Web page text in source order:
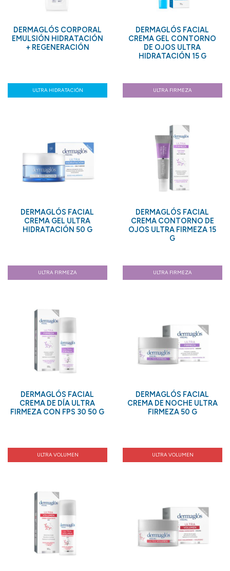
DERMAGLÓS CORPORAL
EMULSIÓN HIDRATACIÓN
+ REGENERACIÓN
DERMAGLÓS FACIAL
CREMA GEL CONTORNO
DE OJOS ULTRA
HIDRATACIÓN 15 G
ULTRA HIDRATACIÓN
DERMAGLÓS FACIAL
CREMA GEL ULTRA
HIDRATACIÓN 50 G
ULTRA FIRMEZA
DERMAGLÓS FACIAL
CREMA CONTORNO DE
OJOS ULTRA FIRMEZA 15
G
ULTRA FIRMEZA
DERMAGLÓS FACIAL
CREMA DE DÍA ULTRA
FIRMEZA CON FPS 30 50 G
ULTRA FIRMEZA
DERMAGLÓS FACIAL
CREMA DE NOCHE ULTRA
FIRMEZA 50 G
ULTRA VOLUMEN ULTRA VOLUMEN